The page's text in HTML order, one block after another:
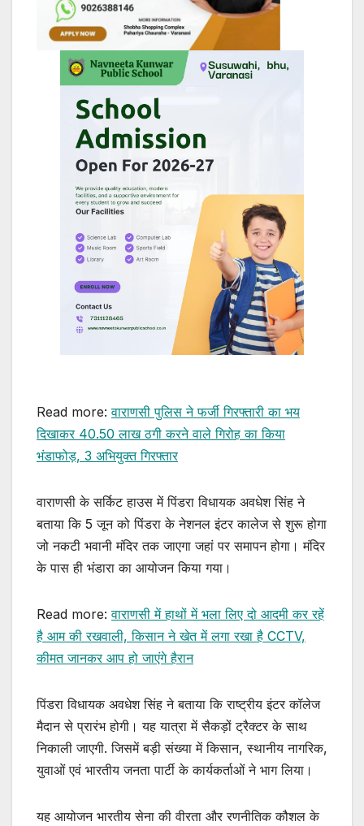
Read more:वाराणसी पुलिस ने फर्जी गिरफ्तारी का भय
दिखाकर 40.50 लाख ठगी करने वाले गिरोह का किया
भंडाफोड़, 3 अभियुक्त गिरफ्तार
वाराणसी के सर्किट हाउस में पिंडरा विधायक अवधेश सिंह ने
बताया कि 5 जून को पिंडरा के नेशनल इंटर कालेज से शुरू होगा
जो नकटी भवानी मंदिर तक जाएगा जहां पर समापन होगा। मंदिर
के पास ही भंडारा का आयोजन किया गया।
Read more:वाराणसी में हाथों में भला लिए दो आदमी कर रहें
है आम की रखवाली, किसान ने खेत में लगा रखा है CCTV,
कीमत जानकर आप हो जाएंगे हैरान
पिंडरा विधायक अवधेश सिंह ने बताया कि राष्ट्रीय इंटर कॉलेज
मैदान से प्रारंभ होगी। यह यात्रा में सैकड़ों ट्रैक्टर के साथ
निकाली जाएगी. जिसमें बड़ी संख्या में किसान, स्थानीय नागरिक,
युवाओं एवं भारतीय जनता पार्टी के कार्यकर्ताओं ने भाग लिया।
यह आयोजन भारतीय सेना की वीरता और रणनीतिक कौशल के